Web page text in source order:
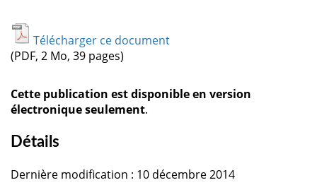
Télécharger ce document
(PDF, 2 Mo, 39 pages)
Cette publication est disponible en version
électronique seulement.
Détails
Dernière modification : 10 décembre 2014